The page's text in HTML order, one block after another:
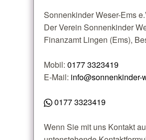
Sonnenkinder Weser-Ems
Der Verein Sonnenkinder
Finanzamt Lingen (Ems),
Mobil: 0177 3323419
E-Mail: info@sonnenkinder-
0177 3323419
Wenn Sie mit uns Kontakt